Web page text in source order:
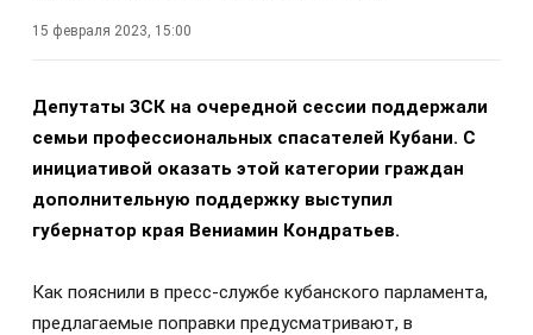
15 февраля 2023, 15:00
Депутаты ЗСК на очередной сессии поддержали
семьи профессиональных спасателей Кубани. С
инициативой оказать этой категории граждан
дополнительную поддержку выступил
губернатор края Вениамин Кондратьев.
Как пояснили в пресс-службе кубанского парламента,
предлагаемые поправки предусматривают, в